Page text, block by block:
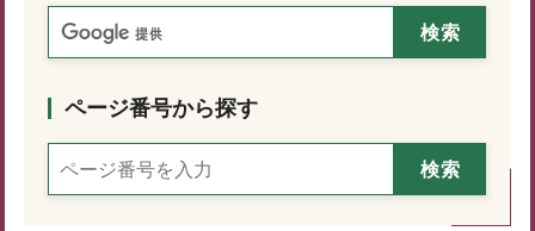
ページ番号から探す